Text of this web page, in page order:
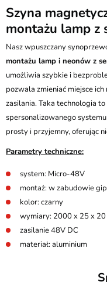
Szyna
montażu lamp
Nasz wpuszczany
montażu lamp i neonów z
umożliwia szybkie i
pozwala zmieniać miejsce
zasilania. Taka technologia
spersonalizowanego
prosty i przyjemny, oferując
Parametry techniczne:
system: Micro-48V
montaż: w zabudowie
kolor: czarny
wymiary: 2000 x 25 x 20
zasilanie 48V DC
materiał: aluminium